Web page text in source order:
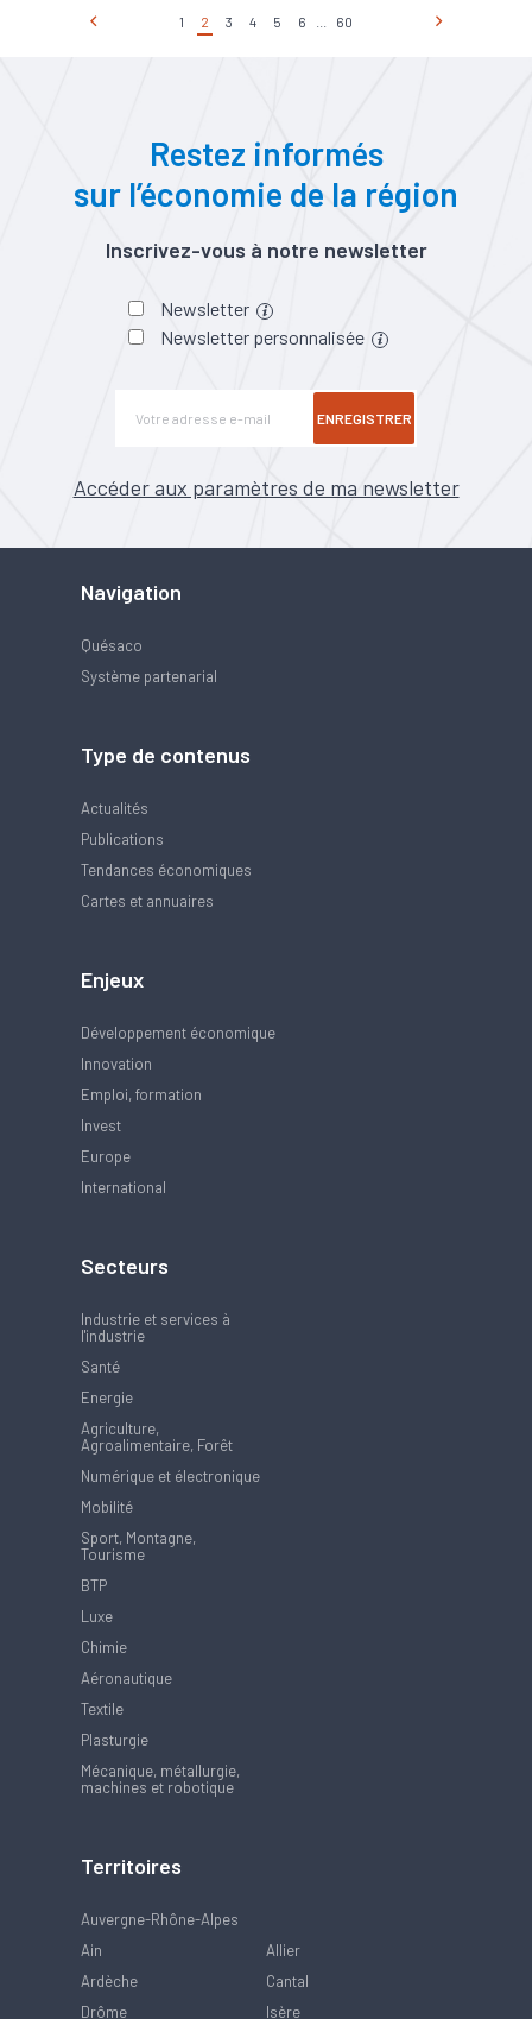
proximité
#Emploi
#Population
#Tendance
économique
1 2 3 4 5 6 60
Restez informés
sur l’économie de la région
Inscrivez-vous à notre newsletter
Newsletter
Newsletter personnalisée
ENREGISTRER
Accéder aux paramètres de ma newsletter
Navigation
Quésaco
Système partenarial
Type de contenus
Actualités
Publications
Tendances économiques
Cartes et annuaires
Enjeux
Développement économique
Innovation
Emploi, formation
Invest
Europe
International
Secteurs
Industrie et services à
l'industrie
Santé
Energie
Agriculture,
Agroalimentaire, Forêt
Numérique et électronique
Mobilité
Sport, Montagne,
Tourisme
BTP
Luxe
Chimie
Aéronautique
Textile
Plasturgie
Mécanique, métallurgie,
machines et robotique
Territoires
Auvergne-Rhône-Alpes
Ain
Allier
Ardèche
Cantal
Drôme
Isère